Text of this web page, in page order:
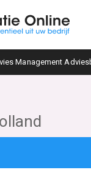
Management